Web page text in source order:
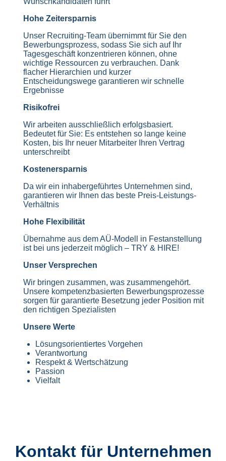
Hohe Zeitersparnis
Unser Recruiting-Team übernimmt für Sie den
Bewerbungsprozess, sodass Sie sich auf Ihr
Tagesgeschäft konzentrieren können, ohne
wichtige Ressourcen zu verbrauchen. Dank
flacher Hierarchien und kurzer
Entscheidungswege garantieren wir schnelle
Ergebnisse
Risikofrei
Wir arbeiten ausschließlich erfolgsbasiert.
Bedeutet für Sie: Es entstehen so lange keine
Kosten, bis Ihr neuer Mitarbeiter Ihren Vertrag
unterschreibt
Kostenersparnis
Da wir ein inhabergeführtes Unternehmen sind,
garantieren wir Ihnen das beste Preis-Leistungs-
Verhältnis
Hohe Flexibilität
Übernahme aus dem AÜ-Modell in Festanstellung
ist bei uns jederzeit möglich – TRY & HIRE!
Unser Versprechen
Wir bringen zusammen, was zusammengehört.
Unsere kompetenzbasierten Bewerbungsprozesse
sorgen für garantierte Besetzung jeder Position mit
den richtigen Spezialisten
Unsere Werte
Lösungsorientiertes Vorgehen
Verantwortung
Respekt & Wertschätzung
Passion
Vielfalt
Kontakt für Unternehmen